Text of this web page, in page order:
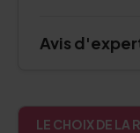
Avis
LE CHOIX DE LA